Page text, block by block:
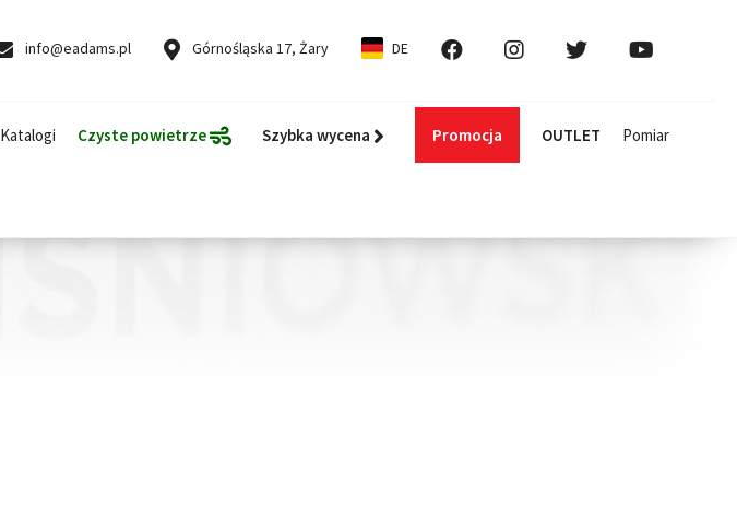
info@eadams.pl Górnośląska 17, Żary DE
Katalogi Czyste powietrze Szybka wycena Promocja OUTLET Pomiar